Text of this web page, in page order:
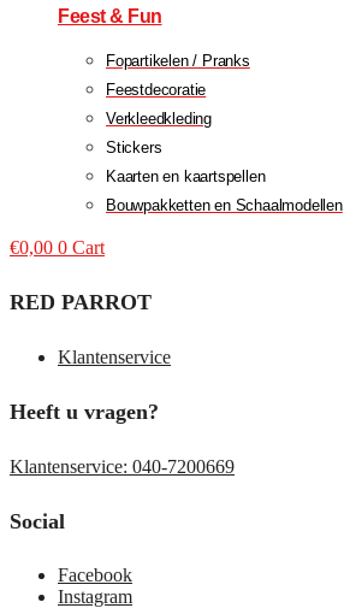
Feest & Fun
Fopartikelen / Pranks
Feestdecoratie
Verkleedkleding
Stickers
Kaarten en kaartspellen
Bouwpakketten en Schaalmodellen
€0,00 0 Cart
RED PARROT
Klantenservice
Heeft u vragen?
Klantenservice: 040-7200669
Social
Facebook
Instagram